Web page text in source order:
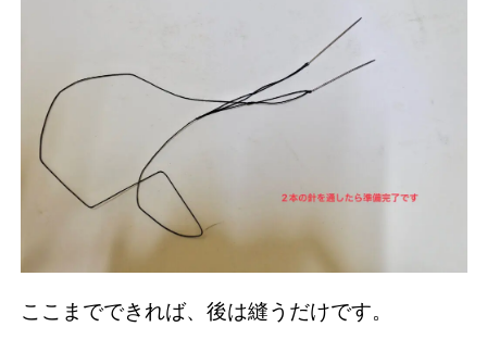
ここまでできれば、後は縫うだけです。